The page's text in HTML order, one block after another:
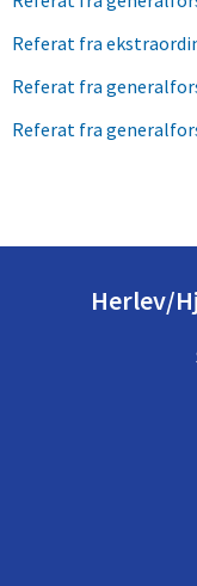
Referat fra
Referat fra
Referat fra
Herlev/